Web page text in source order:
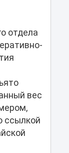
отдела
вес
ссылкой